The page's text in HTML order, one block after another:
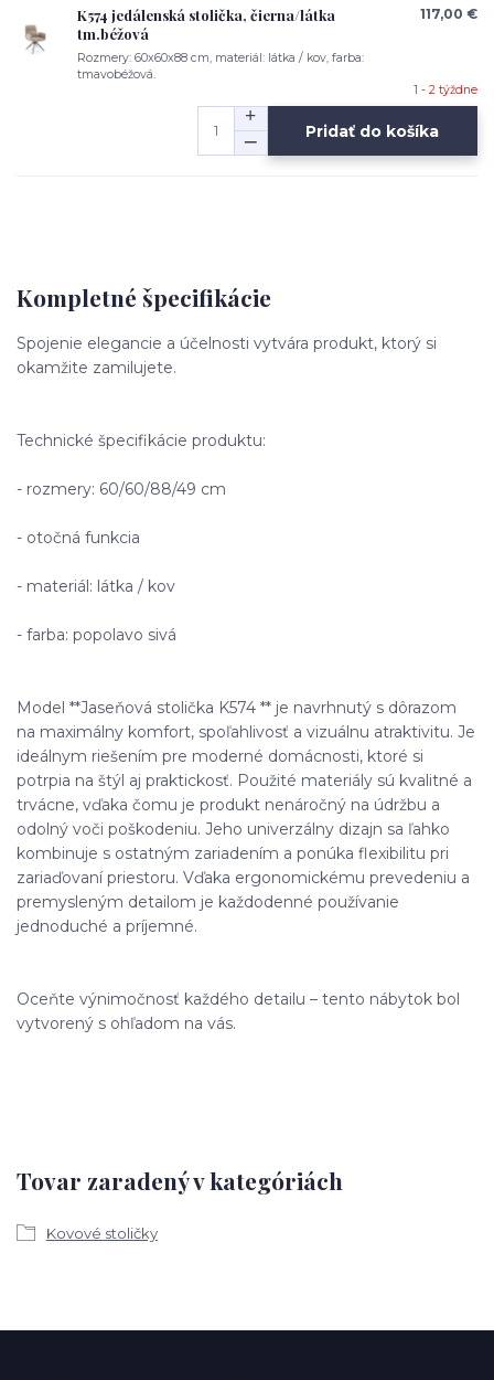
K574 jedálenská stolička, čierna/látka
tm.béžová
Rozmery: 60x60x88 cm, materiál: látka / kov, farba:
tmavobéžová.
117,00 €
1 - 2 týždne
Pridať do košíka
Kompletné špecifikácie
Spojenie elegancie a účelnosti vytvára produkt, ktorý si
okamžite zamilujete.
Technické špecifikácie produktu:
- rozmery: 60/60/88/49 cm
- otočná funkcia
- materiál: látka / kov
- farba: popolavo sivá
Model **Jaseňová stolička K574 ** je navrhnutý s dôrazom
na maximálny komfort, spoľahlivosť a vizuálnu atraktivitu. Je
ideálnym riešením pre moderné domácnosti, ktoré si
potrpia na štýl aj praktickosť. Použité materiály sú kvalitné a
trvácne, vďaka čomu je produkt nenáročný na údržbu a
odolný voči poškodeniu. Jeho univerzálny dizajn sa ľahko
kombinuje s ostatným zariadením a ponúka flexibilitu pri
zariaďovaní priestoru. Vďaka ergonomickému prevedeniu a
premysleným detailom je každodenné používanie
jednoduché a príjemné.
Oceňte výnimočnosť každého detailu – tento nábytok bol
vytvorený s ohľadom na vás.
Tovar zaradený v kategóriách
Kovové stoličky